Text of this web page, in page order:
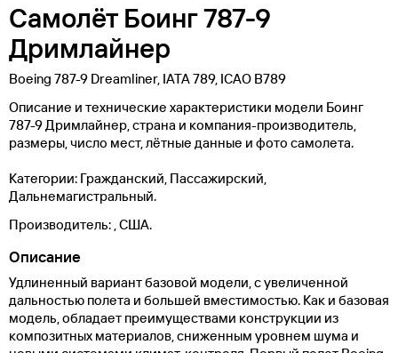
Самолёт Боинг 787-9
Дримлайнер
Boeing 787-9 Dreamliner, IATA 789, ICAO B789
Описание и технические характеристики модели Боинг
787-9 Дримлайнер, страна и компания-производитель,
размеры, число мест, лётные данные и фото самолета.
Категории: Гражданский, Пассажирский,
Дальнемагистральный.
Производитель: , США.
Описание
Удлиненный вариант базовой модели, с увеличенной
дальностью полета и большей вместимостью. Как и базовая
модель, обладает преимуществами конструкции из
композитных материалов, сниженным уровнем шума и